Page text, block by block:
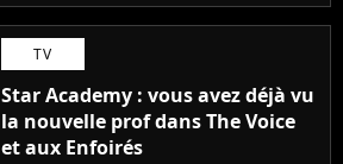
TV
Star Academy : vous avez déjà vu
la nouvelle prof dans The Voice
et aux Enfoirés